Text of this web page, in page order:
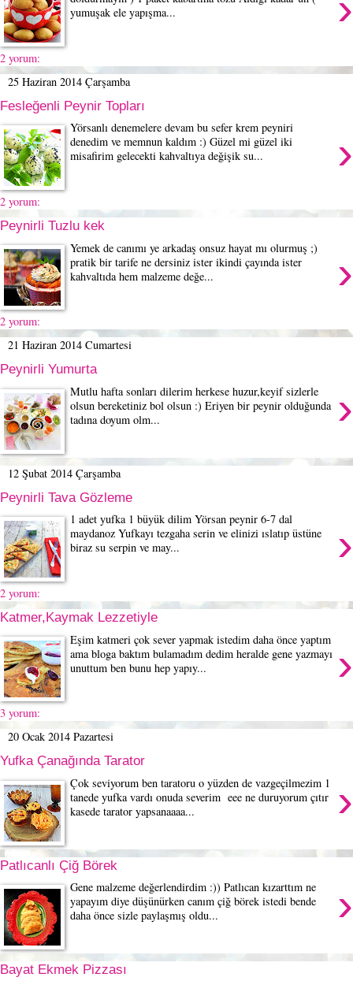
yumuşak ele yapışma...
2 yorum:
25 Haziran 2014 Çarşamba
Fesleğenli Peynir Topları
›
Yörsanlı denemelere devam bu sefer krem peyniri
denedim ve memnun kaldım :) Güzel mi güzel iki
misafirim gelecekti kahvaltıya değişik su...
2 yorum:
Peynirli Tuzlu kek
›
Yemek de canımı ye arkadaş onsuz hayat mı olurmuş ;)
pratik bir tarife ne dersiniz ister ikindi çayında ister
kahvaltıda hem malzeme değe...
2 yorum:
21 Haziran 2014 Cumartesi
Peynirli Yumurta
›
Mutlu hafta sonları dilerim herkese huzur,keyif sizlerle
olsun bereketiniz bol olsun :) Eriyen bir peynir olduğunda
tadına doyum olm...
12 Şubat 2014 Çarşamba
Peynirli Tava Gözleme
›
1 adet yufka 1 büyük dilim Yörsan peynir 6-7 dal
maydanoz Yufkayı tezgaha serin ve elinizi ıslatıp üstüne
biraz su serpin ve may...
2 yorum:
Katmer,Kaymak Lezzetiyle
›
Eşim katmeri çok sever yapmak istedim daha önce yaptım
ama bloga baktım bulamadım dedim heralde gene yazmayı
unuttum ben bunu hep yapıy...
3 yorum:
20 Ocak 2014 Pazartesi
Yufka Çanağında Tarator
›
Çok seviyorum ben taratoru o yüzden de vazgeçilmezim 1
tanede yufka vardı onuda severim eee ne duruyorum çıtır
kasede tarator yapsanaaaa...
Patlıcanlı Çiğ Börek
›
Gene malzeme değerlendirdim :)) Patlıcan kızarttım ne
yapayım diye düşünürken canım çiğ börek istedi bende
daha önce sizle paylaşmış oldu...
Bayat Ekmek Pizzası